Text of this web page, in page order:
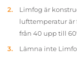
Limfog är
lufttemperatur är
från 40 upp till
Lämna inte